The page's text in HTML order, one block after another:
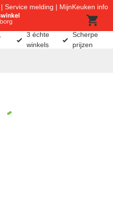
Service melding MijnKeuken info
3 échte
winkels
Scherpe
prijzen